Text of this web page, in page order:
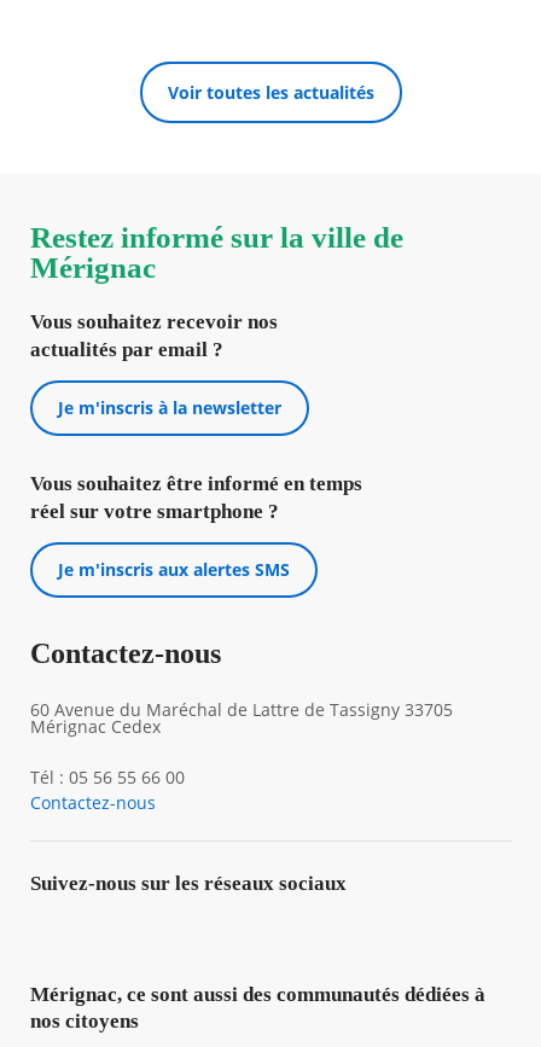
Voir toutes les actualités
Restez informé sur la ville de
Mérignac
Vous souhaitez recevoir nos
actualités par email ?
Je m'inscris à la newsletter
Vous souhaitez être informé en temps
réel sur votre smartphone ?
Je m'inscris aux alertes SMS
Contactez-nous
60 Avenue du Maréchal de Lattre de Tassigny 33705
Mérignac Cedex
Tél : 05 56 55 66 00
Contactez-nous
Suivez-nous sur les réseaux sociaux
Mérignac, ce sont aussi des communautés dédiées à
nos citoyens